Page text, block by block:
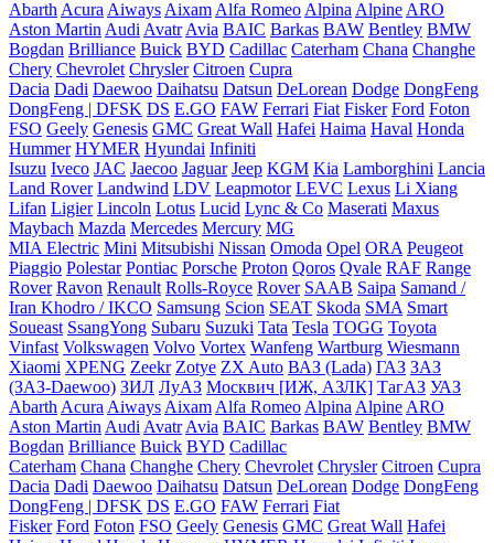
Abarth Acura Aiways Aixam Alfa Romeo Alpina Alpine ARO
Aston Martin Audi Avatr Avia BAIC Barkas BAW Bentley BMW
Bogdan Brilliance Buick BYD Cadillac Caterham Chana Changhe
Chery Chevrolet Chrysler Citroen Cupra
Dacia Dadi Daewoo Daihatsu Datsun DeLorean Dodge DongFeng
DongFeng | DFSK DS E.GO FAW Ferrari Fiat Fisker Ford Foton
FSO Geely Genesis GMC Great Wall Hafei Haima Haval Honda
Hummer HYMER Hyundai Infiniti
Isuzu Iveco JAC Jaecoo Jaguar Jeep KGM Kia Lamborghini Lancia
Land Rover Landwind LDV Leapmotor LEVC Lexus Li Xiang
Lifan Ligier Lincoln Lotus Lucid Lync & Co Maserati Maxus
Maybach Mazda Mercedes Mercury MG
MIA Electric Mini Mitsubishi Nissan Omoda Opel ORA Peugeot
Piaggio Polestar Pontiac Porsche Proton Qoros Qvale RAF Range
Rover Ravon Renault Rolls-Royce Rover SAAB Saipa Samand /
Iran Khodro / IKCO Samsung Scion SEAT Skoda SMA Smart
Soueast SsangYong Subaru Suzuki Tata Tesla TOGG Toyota
Vinfast Volkswagen Volvo Vortex Wanfeng Wartburg Wiesmann
Xiaomi XPENG Zeekr Zotye ZX Auto ВАЗ (Lada) ГАЗ ЗАЗ
(ЗАЗ-Daewoo) ЗИЛ ЛуАЗ Москвич [ИЖ, АЗЛК] ТагАЗ УАЗ
Abarth Acura Aiways Aixam Alfa Romeo Alpina Alpine ARO
Aston Martin Audi Avatr Avia BAIC Barkas BAW Bentley BMW
Bogdan Brilliance Buick BYD Cadillac
Caterham Chana Changhe Chery Chevrolet Chrysler Citroen Cupra
Dacia Dadi Daewoo Daihatsu Datsun DeLorean Dodge DongFeng
DongFeng | DFSK DS E.GO FAW Ferrari Fiat
Fisker Ford Foton FSO Geely Genesis GMC Great Wall Hafei